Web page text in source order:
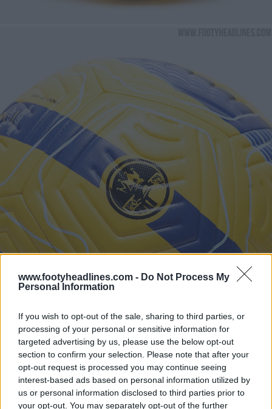
www.footyheadlines.com - Do Not Process My
Personal Information
If you wish to opt-out of the sale, sharing to third parties, or
processing of your personal or sensitive information for
targeted advertising by us, please use the below opt-out
section to confirm your selection. Please note that after your
opt-out request is processed you may continue seeing
interest-based ads based on personal information utilized by
us or personal information disclosed to third parties prior to
your opt-out. You may separately opt-out of the further